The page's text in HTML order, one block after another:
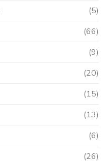
(5)
(66)
(9)
(20)
(15)
(13)
(6)
(26)